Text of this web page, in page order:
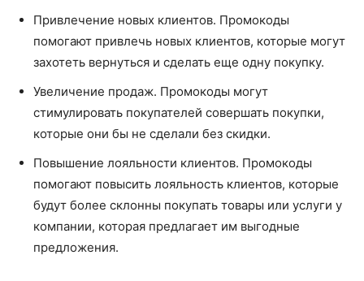
Привлечение новых клиентов. Промокоды
помогают привлечь новых клиентов, которые могут
захотеть вернуться и сделать еще одну покупку.
Увеличение продаж. Промокоды могут
стимулировать покупателей совершать покупки,
которые они бы не сделали без скидки.
Повышение лояльности клиентов. Промокоды
помогают повысить лояльность клиентов, которые
будут более склонны покупать товары или услуги у
компании, которая предлагает им выгодные
предложения.